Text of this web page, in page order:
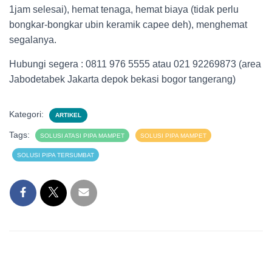
1jam selesai), hemat tenaga, hemat biaya (tidak perlu
bongkar-bongkar ubin keramik capee deh), menghemat
segalanya.
Hubungi segera : 0811 976 5555 atau 021 92269873 (area
Jabodetabek Jakarta depok bekasi bogor tangerang)
Kategori: ARTIKEL
Tags: SOLUSI ATASI PIPA MAMPET SOLUSI PIPA MAMPET
SOLUSI PIPA TERSUMBAT